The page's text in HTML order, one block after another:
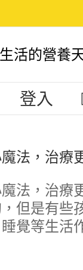
活的營養
登入
法，治療
法，治療
但是有些
覺等生活